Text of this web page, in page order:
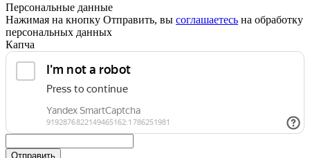
Персональные данные
Нажимая на кнопку Отправить, вы соглашаетесь на обработку
персональных данных
Капча
Отправить